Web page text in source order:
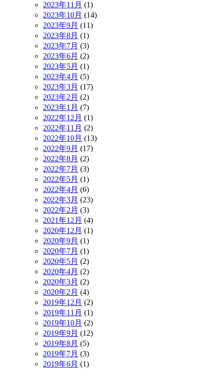
2023年11月 (1)
2023年10月 (14)
2023年9月 (11)
2023年8月 (1)
2023年7月 (3)
2023年6月 (2)
2023年5月 (1)
2023年4月 (5)
2023年3月 (17)
2023年2月 (2)
2023年1月 (7)
2022年12月 (1)
2022年11月 (2)
2022年10月 (13)
2022年9月 (17)
2022年8月 (2)
2022年7月 (3)
2022年5月 (1)
2022年4月 (6)
2022年3月 (23)
2022年2月 (3)
2021年12月 (4)
2020年12月 (1)
2020年9月 (1)
2020年7月 (1)
2020年5月 (2)
2020年4月 (2)
2020年3月 (2)
2020年2月 (4)
2019年12月 (2)
2019年11月 (1)
2019年10月 (2)
2019年9月 (12)
2019年8月 (5)
2019年7月 (3)
2019年6月 (1)